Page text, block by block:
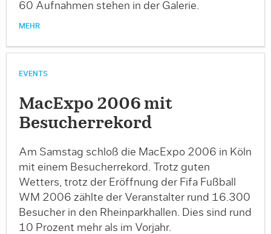
60 Aufnahmen stehen in der Galerie.
MEHR
EVENTS
MacExpo 2006 mit
Besucherrekord
Am Samstag schloß die MacExpo 2006 in Köln
mit einem Besucherrekord. Trotz guten
Wetters, trotz der Eröffnung der Fifa Fußball
WM 2006 zählte der Veranstalter rund 16.300
Besucher in den Rheinparkhallen. Dies sind rund
10 Prozent mehr als im Vorjahr.